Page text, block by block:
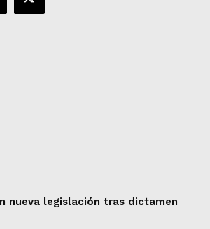
nueva legislación tras dictamen